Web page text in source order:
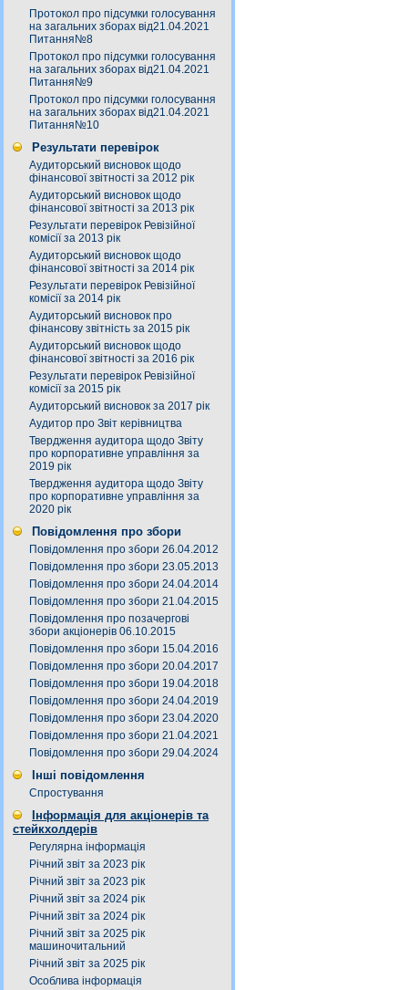
Протокол про підсумки голосування
на загальних зборах від21.04.2021
Питання№8
Протокол про підсумки голосування
на загальних зборах від21.04.2021
Питання№9
Протокол про підсумки голосування
на загальних зборах від21.04.2021
Питання№10
Результати перевірок
Аудиторський висновок щодо
фінансової звітності за 2012 рік
Аудиторський висновок щодо
фінансової звітності за 2013 рік
Результати перевірок Ревізійної
комісії за 2013 рік
Аудиторський висновок щодо
фінансової звітності за 2014 рік
Результати перевірок Ревізійної
комісії за 2014 рік
Аудиторський висновок про
фінансову звітність за 2015 рік
Аудиторський висновок щодо
фінансової звітності за 2016 рік
Результати перевірок Ревізійної
комісії за 2015 рік
Аудиторський висновок за 2017 рік
Аудитор про Звіт керівництва
Твердження аудитора щодо Звіту
про корпоративне управління за
2019 рік
Твердження аудитора щодо Звіту
про корпоративне управління за
2020 рік
Повідомлення про збори
Повідомлення про збори 26.04.2012
Повідомлення про збори 23.05.2013
Повідомлення про збори 24.04.2014
Повідомлення про збори 21.04.2015
Повідомлення про позачергові
збори акціонерів 06.10.2015
Повідомлення про збори 15.04.2016
Повідомлення про збори 20.04.2017
Повідомлення про збори 19.04.2018
Повідомлення про збори 24.04.2019
Повідомлення про збори 23.04.2020
Повідомлення про збори 21.04.2021
Повідомлення про збори 29.04.2024
Інші повідомлення
Спростування
Інформація для акціонерів та
стейкхолдерів
Регулярна інформація
Річний звіт за 2023 рік
Річний звіт за 2023 рік
Річний звіт за 2024 рік
Річний звіт за 2024 рік
Річний звіт за 2025 рік
машиночитальний
Річний звіт за 2025 рік
Особлива інформація